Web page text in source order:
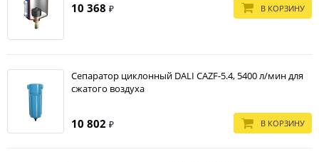
10 368 ₽ В КОРЗИНУ
Сепаратор циклонный DALI CAZF-5.4, 5400 л/мин для
сжатого воздуха
10 802 ₽ В КОРЗИНУ